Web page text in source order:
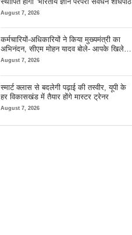
August 7, 2026
कर्मचारियों-अधिकारियों ने किया मुख्यमंत्री का
अभिनंदन, सीएम मोहन यादव बोले- आपके खिले
चेहरे देखकर आनंद आता है
August 7, 2026
स्मार्ट क्लास से बदलेगी पढ़ाई की तस्वीर, यूपी के
हर विकासखंड में तैयार होंगे मास्टर ट्रेनर
August 7, 2026